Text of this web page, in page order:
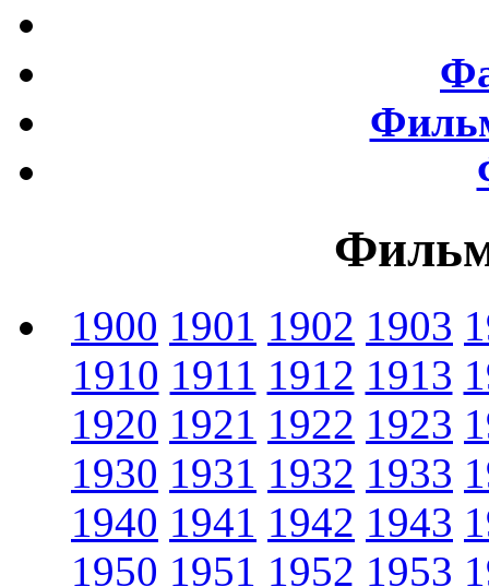
1900 1901 1902 1903
1910 1911 1912 1913
1920 1921 1922 1923
1930 1931 1932 1933
1940 1941 1942 1943
1950 1951 1952 1953